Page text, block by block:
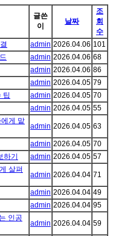
글쓴
이
날짜
조
회
수
admin 2026.04.06 101
admin 2026.04.06 68
admin 2026.04.06 86
admin 2026.04.05 79
팁 admin 2026.04.05 70
admin 2026.04.05 55
게 맡
admin 2026.04.05 63
admin 2026.04.05 70
기 admin 2026.04.05 57
살펴
admin 2026.04.04 71
admin 2026.04.04 49
admin 2026.04.04 95
인공
admin 2026.04.04 59